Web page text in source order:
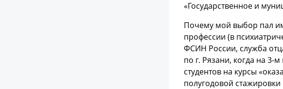
«Государственное и
Почему мой выбор пал
профессии (в
ФСИН России, служба
по г. Рязани, когда на 3-
студентов на курсы
полугодовой